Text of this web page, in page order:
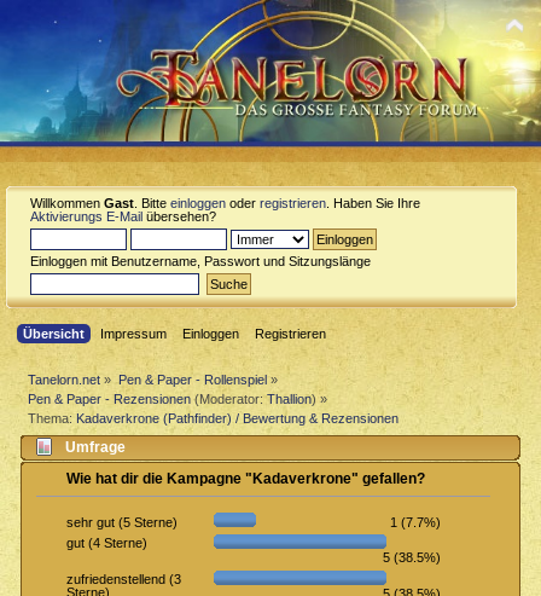
Willkommen Gast . Bitte einloggen oder registrieren . Haben Sie Ihre
Aktivierungs E-Mail übersehen?
Einloggen mit Benutzername, Passwort und Sitzungslänge
Übersicht Impressum Einloggen Registrieren
Tanelorn.net » Pen & Paper - Rollenspiel»
Pen & Paper - Rezensionen(Moderator:Thallion) »
Thema:Kadaverkrone (Pathfinder) / Bewertung & Rezensionen
Umfrage
Wie hat dir die Kampagne "Kadaverkrone" gefallen?
sehr gut (5 Sterne)
1 (7.7%)
gut (4 Sterne)
5 (38.5%)
zufriedenstellend (3
Sterne)